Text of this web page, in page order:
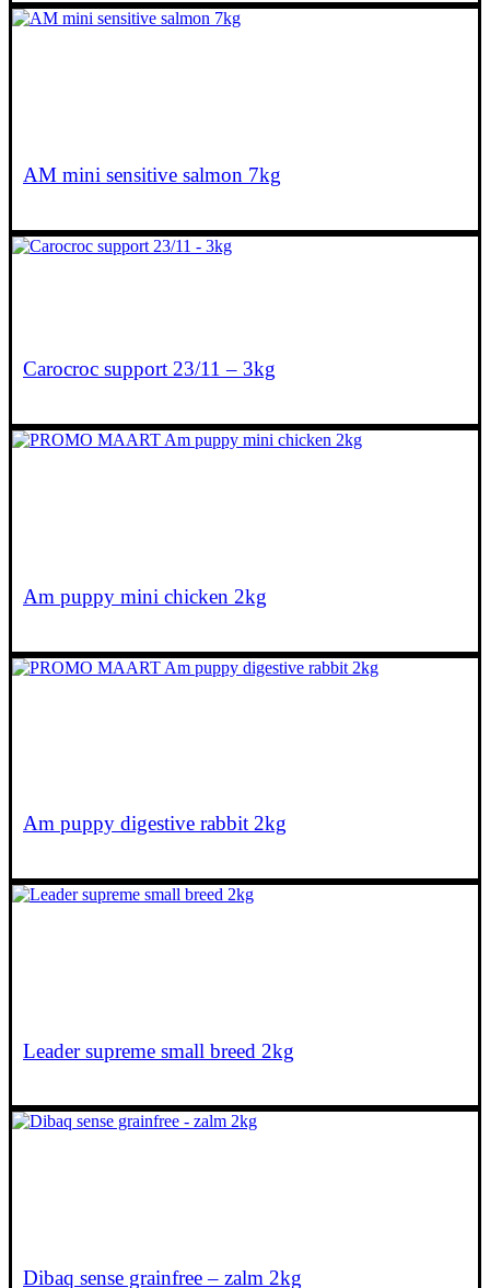
AM mini sensitive salmon 7kg
Carocroc support 23/11 – 3kg
Am puppy mini chicken 2kg
Am puppy digestive rabbit 2kg
Leader supreme small breed 2kg
Dibaq sense grainfree – zalm 2kg